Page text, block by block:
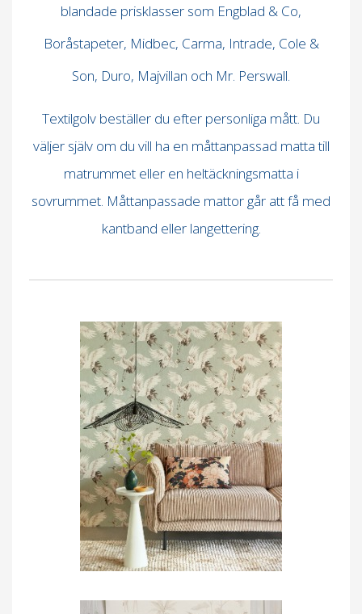
blandade prisklasser som Engblad & Co,
Boråstapeter, Midbec, Carma, Intrade, Cole &
Son, Duro, Majvillan och Mr. Perswall.
Textilgolv beställer du efter personliga mått. Du
väljer själv om du vill ha en måttanpassad matta till
matrummet eller en heltäckningsmatta i
sovrummet. Måttanpassade mattor går att få med
kantband eller langettering.